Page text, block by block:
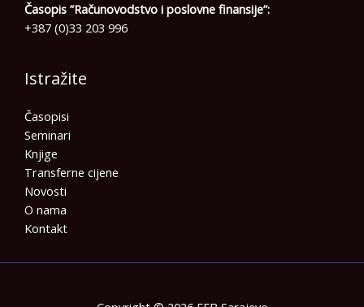
Časopis ”Računovodstvo i poslovne finansije”:
+387 (0)33 203 996
Istražite
Časopisi
Seminari
Knjige
Transferne cijene
Novosti
O nama
Kontakt